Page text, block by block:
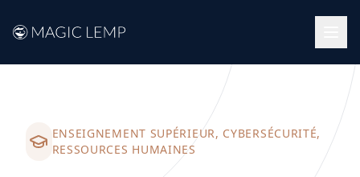
Retour aux success stories
ENSEIGNEMENT SUPÉRIEUR, CYBERSÉCURITÉ,
RESSOURCES HUMAINES